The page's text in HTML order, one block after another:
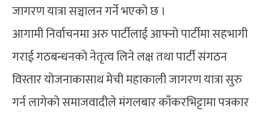
जागरण यात्रा सञ्चालन गर्ने भएको छ ।
आगामी निर्वाचनमा अरु पार्टीलाई आफ्नो पार्टीमा सहभागी
गराई गठबन्धनको नेतृत्व लिने लक्ष तथा पार्टी संगठन
विस्तार योजनाकासाथ मेची महाकाली जागरण यात्रा सुरु
गर्न लागेको समाजवादीले मंगलबार काँकरभिट्टामा पत्रकार